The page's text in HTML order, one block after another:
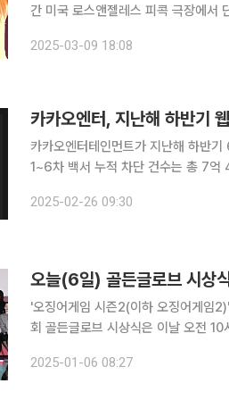
간 미국 로스앤젤레스 피콕 극장에서
2025-03-09 18:08
카카오엔터, 지난해 하반기
카카오엔터테인먼트가 지난해 하반
1~6차 백서 누적 차단 건수는 총 7억 4000여만건에 달한
2025-02-26 09:30
오늘(6일) 골든글로브 시상
'오징어게임 시즌2(이하 오징어게임2)'
회 골든글로브 시상식은 이날 오전
TV 부문 작품상 후보에 올랐다. 넷플
2025-01-06 08:27